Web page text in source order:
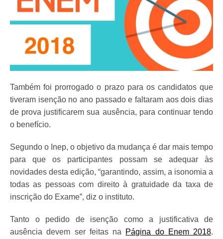
Também foi prorrogado o prazo para os candidatos que
tiveram isenção no ano passado e faltaram aos dois dias
de prova justificarem sua ausência, para continuar tendo
o benefício.
Segundo o Inep, o objetivo da mudança é dar mais tempo
para que os participantes possam se adequar às
novidades desta edição, “garantindo, assim, a isonomia a
todas as pessoas com direito à gratuidade da taxa de
inscrição do Exame”, diz o instituto.
Tanto o pedido de isenção como a justificativa de
ausência devem ser feitas na
Página do Enem 2018.